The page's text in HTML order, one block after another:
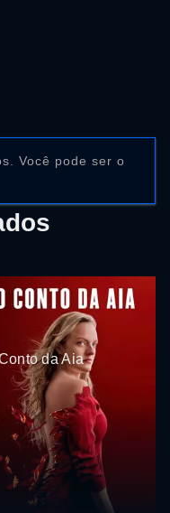
Você pode ser o
da Aia